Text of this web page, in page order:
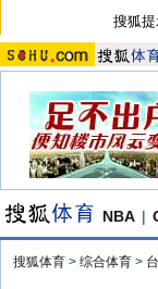
搜狐
NBA |
搜狐体育 > 综合体育 >